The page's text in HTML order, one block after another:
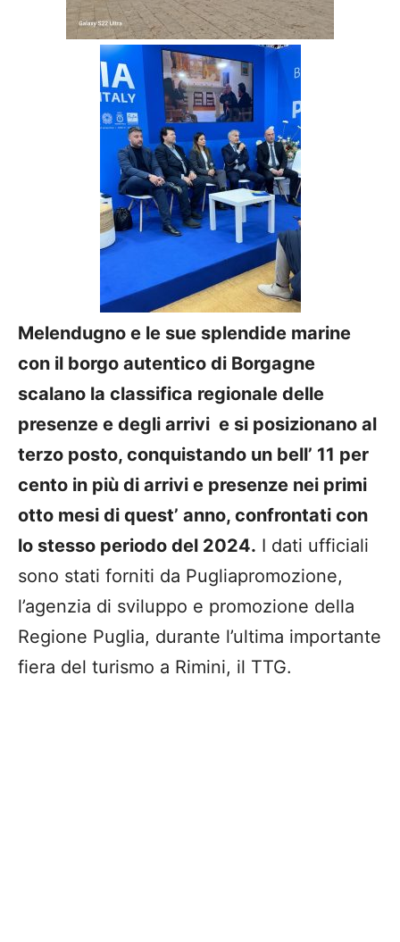
Melendugno e le sue splendide marine
con il borgo autentico di Borgagne
scalano la classifica regionale delle
presenze e degli arrivi e si posizionano al
terzo posto, conquistando un bell’ 11 per
cento in più di arrivi e presenze nei primi
otto mesi di quest’ anno, confrontati con
lo stesso periodo del 2024. I dati ufficiali
sono stati forniti da Pugliapromozione,
l’agenzia di sviluppo e promozione della
Regione Puglia, durante l’ultima importante
fiera del turismo a Rimini, il TTG.